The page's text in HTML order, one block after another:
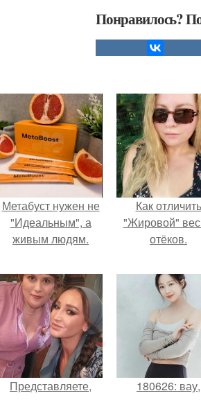
Понравилось?
Метабуст нужен не
"Идеальным", а
живым людям.
Как отличить
"Жировой" вес
отёков.
Представляете,
180626: вау,